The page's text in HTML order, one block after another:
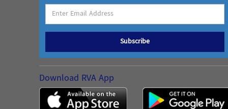
Subscribe
Download RVA App